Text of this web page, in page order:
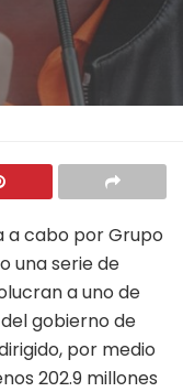
a cabo por Grupo
una serie de
a uno de
gobierno de
por medio
202.9 millones